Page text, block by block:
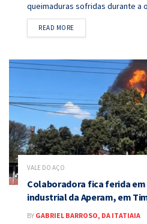
queimaduras sofridas durante a
READ MOREDETAILS
VALE DO AÇO
Colaboradora fica ferida em
industrial da Aperam, em
BY GABRIEL BARROSO, DA ITATIAIA